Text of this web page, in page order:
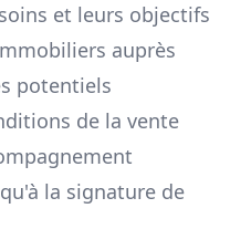
et leurs objectifs
auprès
potentiels
de la vente
la signature de